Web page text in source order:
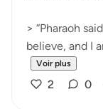
> “Pharaoh
believe, and I
Voir plus
2 0